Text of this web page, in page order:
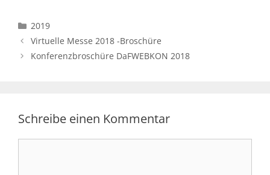
Kategorien
2019
Virtuelle Messe 2018 -Broschüre
Konferenzbroschüre DaFWEBKON 2018
Schreibe einen Kommentar